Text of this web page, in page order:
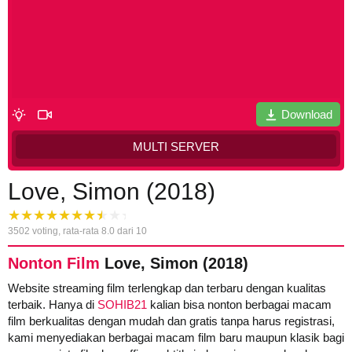
Download
MULTI SERVER
Love, Simon (2018)
3502 voting, rata-rata 8.0 dari 10
Nonton Film Love, Simon (2018)
Website streaming film terlengkap dan terbaru dengan kualitas
terbaik. Hanya di SOHIB21 kalian bisa nonton berbagai macam
film berkualitas dengan mudah dan gratis tanpa harus registrasi,
kami menyediakan berbagai macam film baru maupun klasik bagi